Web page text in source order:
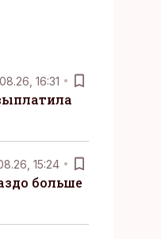
16:31
15:24
больше